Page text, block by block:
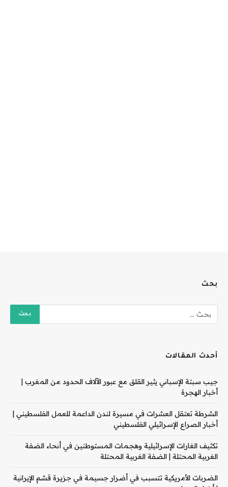
بحث
أحدث المقالات
جيب سبتة الإسباني يثير القلق مع عبور الآلاف الحدود من المغرب |
أخبار الهجرة
الشرطة تعتقل العشرات في مسيرة لندن الداعمة للعمل الفلسطيني |
أخبار الصراع الإسرائيلي الفلسطيني
تكثيف الغارات الإسرائيلية وهجمات المستوطنين في أنحاء الضفة
الغربية المحتلة | الضفة الغربية المحتلة
الضربات الأمريكية تتسبب في أضرار جسيمة في جزيرة قشم الإيرانية